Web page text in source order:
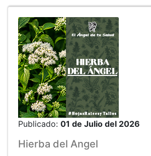
Publicado: 01 de Julio del 2026
Hierba del Angel